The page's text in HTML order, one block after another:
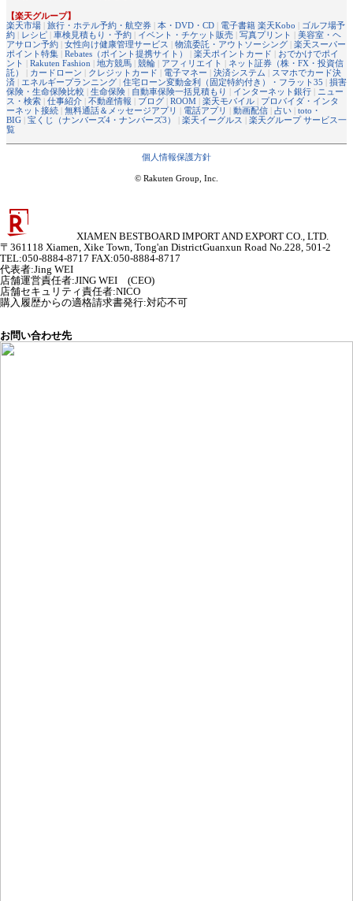
【楽天グループ】
楽天市場 | 旅行・ホテル予約・航空券 | 本・DVD・CD | 電子書籍 楽天Kobo | ゴルフ場予
約 | レシピ | 車検見積もり・予約 | イベント・チケット販売 | 写真プリント | 美容室・ヘ
アサロン予約 | 女性向け健康管理サービス | 物流委託・アウトソーシング | 楽天スーパー
ポイント特集 | Rebates（ポイント提携サイト） | 楽天ポイントカード | おでかけでポイ
ント | Rakuten Fashion | 地方競馬 | 競輪 | アフィリエイト | ネット証券（株・FX・投資信
託）
| カードローン | クレジットカード | 電子マネー | 決済システム | スマホでカード決
済 | エネルギープランニング | 住宅ローン変動金利（固定特約付き）・フラット35 | 損害
保険・生命保険比較 | 生命保険 | 自動車保険一括見積もり | インターネット銀行 | ニュー
ス・検索 | 仕事紹介 | 不動産情報 | ブログ | ROOM | 楽天モバイル | プロバイダ・インタ
ーネット接続 | 無料通話＆メッセージアプリ | 電話アプリ | 動画配信 | 占い | toto・
BIG | 宝くじ（ナンバーズ4・ナンバーズ3） | 楽天イーグルス | 楽天グループ サービス一
覧
個人情報保護方針
© Rakuten Group, Inc.
XIAMEN BESTBOARD IMPORT AND EXPORT CO., LTD.
〒361118 Xiamen, Xike Town, Tong'an DistrictGuanxun Road No.228, 501-2
TEL:050-8884-8717 FAX:050-8884-8717
代表者:Jing WEI
店舗運営責任者:JING WEI (CEO)
店舗セキュリティ責任者:NICO
購入履歴からの適格請求書発行:対応不可
お問い合わせ先